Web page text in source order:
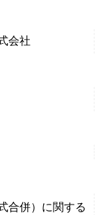
会社
合併）に関する